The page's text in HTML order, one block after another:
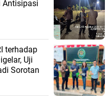
Antisipasi
terhadap
Uji
Sorotan